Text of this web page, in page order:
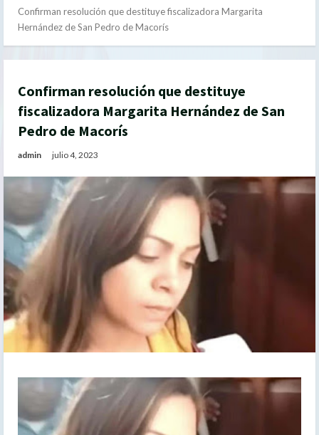
Confirman resolución que destituye fiscalizadora Margarita
Hernández de San Pedro de Macorís
Confirman resolución que destituye
fiscalizadora Margarita Hernández de San
Pedro de Macorís
admin julio 4, 2023